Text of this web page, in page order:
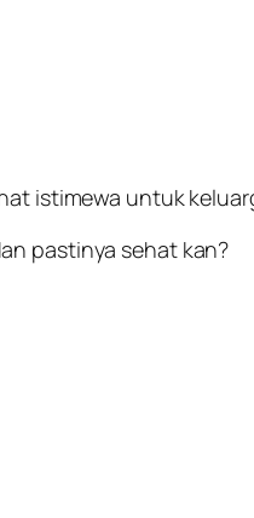
istimewa untuk
pastinya sehat kan?